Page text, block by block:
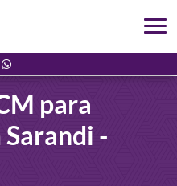
para
Sarandi -